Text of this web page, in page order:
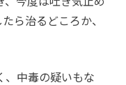
ら治るどころか、
中毒の疑いもな